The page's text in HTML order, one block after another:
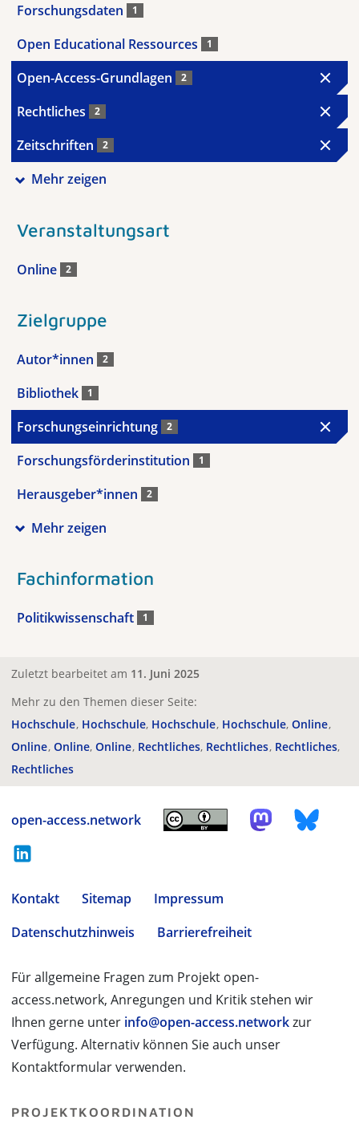
Forschungsdaten 1
Open Educational Ressources 1
Open-Access-Grundlagen 2
Rechtliches 2
Zeitschriften 2
Mehr zeigen
Veranstaltungsart
Online 2
Zielgruppe
Autor*innen 2
Bibliothek 1
Forschungseinrichtung 2
Forschungsförderinstitution 1
Herausgeber*innen 2
Mehr zeigen
Fachinformation
Politikwissenschaft 1
Zuletzt bearbeitet am 11. Juni 2025
Mehr zu den Themen dieser Seite:
Hochschule Hochschule Hochschule Hochschule Online
Online Online Online Rechtliches Rechtliches Rechtliches
Rechtliches
open-access.network
Kontakt Sitemap
Impressum
Datenschutzhinweis
Barrierefreiheit
Für allgemeine Fragen zum Projekt open-
access.network, Anregungen und Kritik stehen wir
Ihnen gerne unter info@open-access.networkzur
Verfügung. Alternativ können Sie auch unser
Kontaktformular verwenden.
PROJEKTKOORDINATION